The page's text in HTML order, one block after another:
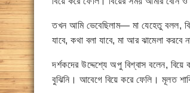
তখন আমি ভেবেছিলাম— মা যেহেতু বলল,
যাবে, কথা বলা যাবে, মা আর ঝামেলা
দর্শকদের উদ্দেশ্যে অপু বিশ্বাস বলেন,
বুঝিনি। আবেগে বিয়ে করে ফেলি। মূলত